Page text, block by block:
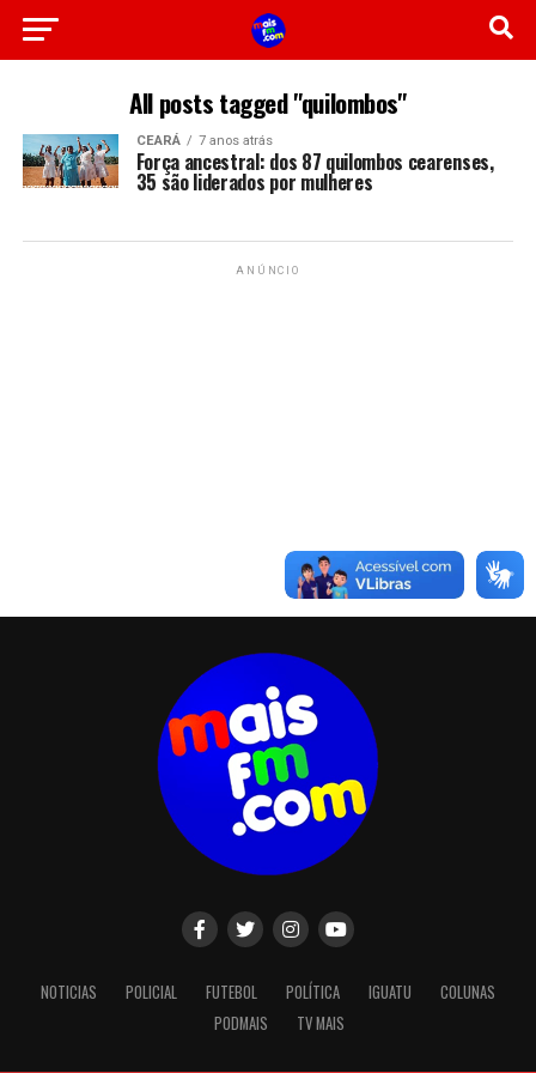
All posts tagged "quilombos"
CEARÁ 7 anos atrás
Força ancestral: dos 87 quilombos cearenses,
35 são liderados por mulheres
ANÚNCIO
NOTICIAS POLICIAL FUTEBOL POLÍTICA IGUATU
COLUNAS
PODMAIS
TV MAIS